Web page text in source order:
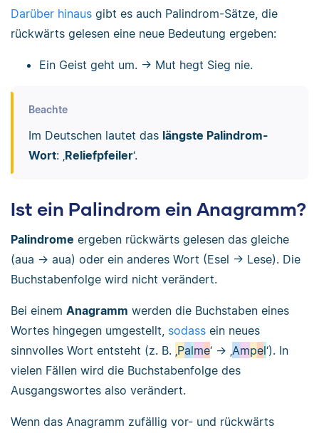
Darüber hinaus gibt es auch Palindrom-Sätze, die
rückwärts gelesen eine neue Bedeutung ergeben:
Ein Geist geht um. → Mut hegt Sieg nie.
Beachte
Im Deutschen lautet das längste Palindrom-
Wort: ‚Reliefpfeiler‘.
Ist ein Palindrom ein Anagramm?
Palindrome ergeben rückwärts gelesen das gleiche
(aua → aua) oder ein anderes Wort (Esel → Lese). Die
Buchstabenfolge wird nicht verändert.
Bei einem Anagramm werden die Buchstaben eines
Wortes hingegen umgestellt, sodass ein neues
sinnvolles Wort entsteht (z. B. ‚Palme‘ → ‚ Ampel‘). In
vielen Fällen wird die Buchstabenfolge des
Ausgangswortes also verändert.
Wenn das Anagramm zufällig vor- und rückwärts